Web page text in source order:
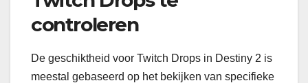
controleren
De geschiktheid voor Twitch Drops in Destiny 2 is
meestal gebaseerd op het bekijken van specifieke